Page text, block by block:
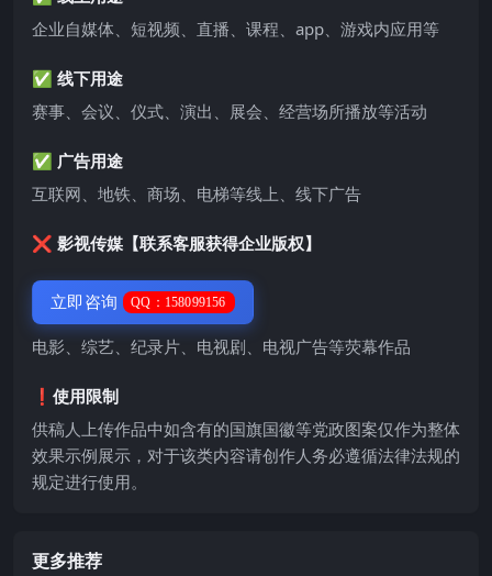
企业自媒体、短视频、直播、课程、app、游戏内应用等
✅ 线下用途
赛事、会议、仪式、演出、展会、经营场所播放等活动
✅ 广告用途
互联网、地铁、商场、电梯等线上、线下广告
❌ 影视传媒【联系客服获得企业版权】
立即咨询 QQ：158099156
电影、综艺、纪录片、电视剧、电视广告等荧幕作品
❗️使用限制
供稿人上传作品中如含有的国旗国徽等党政图案仅作为整体
效果示例展示，对于该类内容请创作人务必遵循法律法规的
规定进行使用。
更多推荐